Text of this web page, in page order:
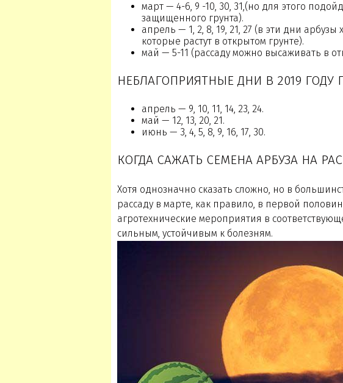
март — 4-6, 9 -10, 30, 31,(но для этого
защищенного грунта).
апрель — 1, 2, 8, 19, 21, 27 (в эти дни
которые растут в открытом грунте).
май — 5-11 (рассаду можно высаживать в
НЕБЛАГОПРИЯТНЫЕ ДНИ В 2019 ГОДУ
апрель — 9, 10, 11, 14, 23, 24.
май — 12, 13, 20, 21.
июнь — 3, 4, 5, 8, 9, 16, 17, 30.
КОГДА САЖАТЬ СЕМЕНА АРБУЗА НА
Хотя однозначно сказать сложно, но в
рассаду в марте, как правило, в первой
агротехнические мероприятия в
сильным, устойчивым к болезням.